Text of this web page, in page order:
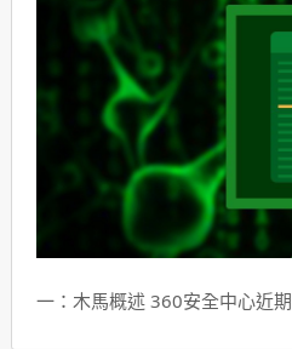
一：木馬概述 360安全中心近